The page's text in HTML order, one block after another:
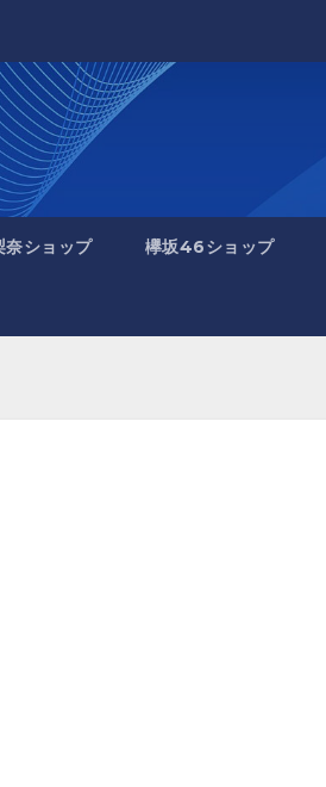
奈ショップ 欅坂46ショップ